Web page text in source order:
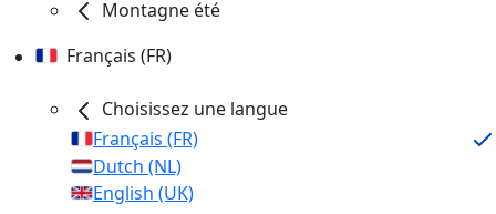
Montagne été
Français (FR)
Choisissez une langue
Français (FR)
Dutch (NL)
English (UK)